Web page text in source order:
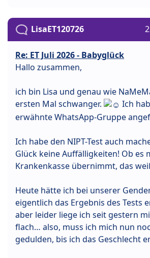
LisaET120726
Re: ET Juli 2026 - Babyglück
Hallo zusammen,
ich bin Lisa und genau wie
ersten Mal schwanger.
Ich
erwähnte WhatsApp-Gruppe
Ich habe den NIPT-Test auch
Glück keine Auffälligkeiten! Ob es
Krankenkasse übernimmt, das
Heute hätte ich bei unserer
eigentlich das Ergebnis des Tests
aber leider liege ich seit gestern
flach… also, muss ich mich nun
gedulden, bis ich das Geschlecht